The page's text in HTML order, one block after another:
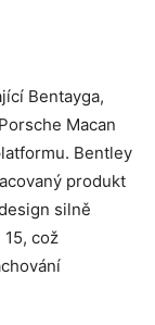
Bentayga,
Macan
Bentley
produkt
silně
což